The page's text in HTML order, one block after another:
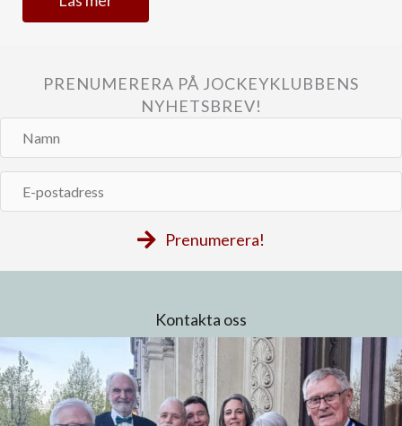
PRENUMERERA PÅ JOCKEYKLUBBENS
NYHETSBREV!
Namn
postadress
Prenumerera!
Kontakta oss